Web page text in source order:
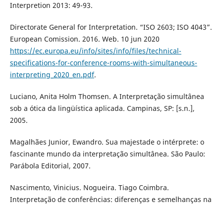
Interpretion 2013: 49-93.
Directorate General for Interpretation. “ISO 2603; ISO 4043”.
European Comission. 2016. Web. 10 jun 2020
https://ec.europa.eu/info/sites/info/files/technical-
specifications-for-conference-rooms-with-simultaneous-
interpreting_2020_en.pdf.
Luciano, Anita Holm Thomsen. A Interpretação simultânea
sob a ótica da lingüística aplicada. Campinas, SP: [s.n.],
2005.
Magalhães Junior, Ewandro. Sua majestade o intérprete: o
fascinante mundo da interpretação simultânea. São Paulo:
Parábola Editorial, 2007.
Nascimento, Vinicius. Nogueira. Tiago Coimbra.
Interpretação de conferências: diferenças e semelhanças na